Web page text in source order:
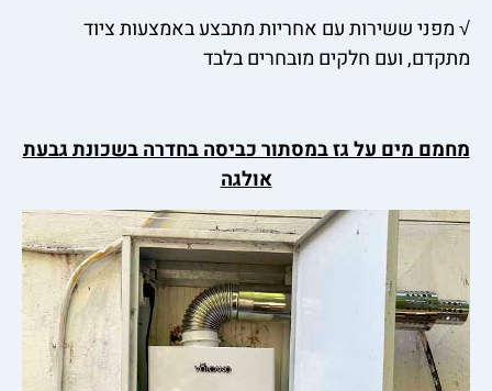
√ מפני ששירות עם אחריות מתבצע באמצעות ציוד
מתקדם, ועם חלקים מובחרים בלבד
מחמם מים על גז במסתור כביסה בחדרה בשכונת גבעת
אולגה